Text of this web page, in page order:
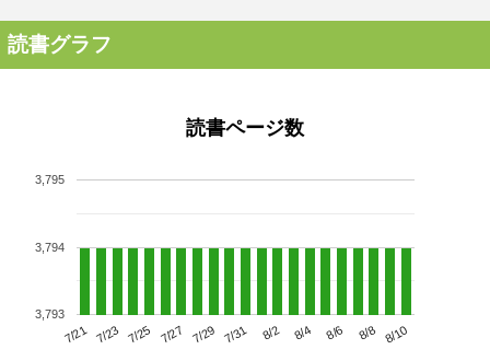
読書グラフ
読書ページ数
7/21 7/23 7/25 7/27 7/29 7/31 8/2 8/4 8/6 8/8 8/10
3,793
3,794
3,795